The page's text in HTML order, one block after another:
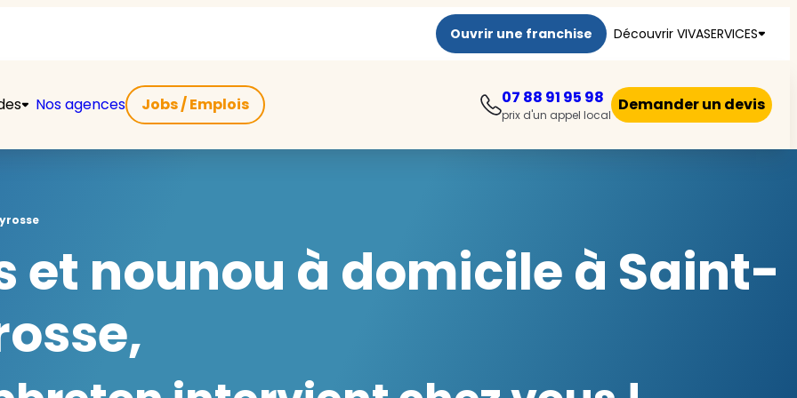
Ouvrir une franchise Découvrir VIVASERVICES
Nos agences Jobs / Emplois 07 88 91 95 98
prix d'un appel local
Demander un devis
et nounou à domicile à Saint-